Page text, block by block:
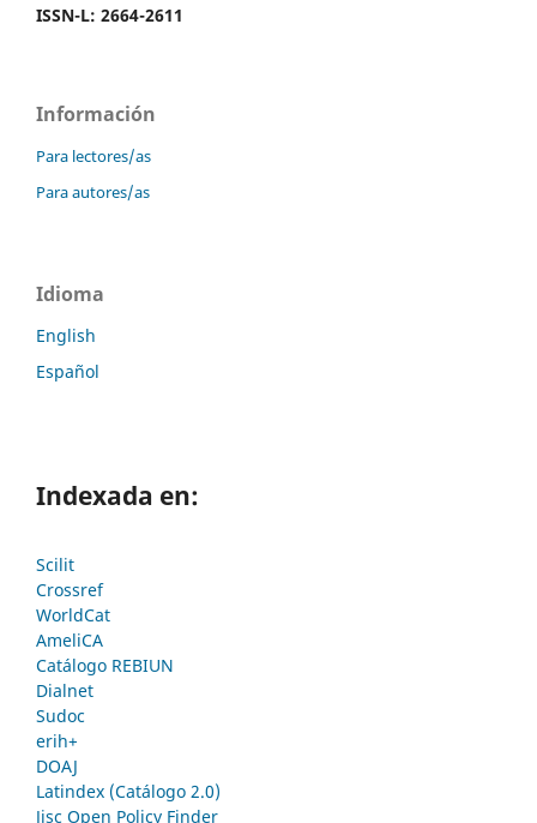
ISSN-L: 2664-2611
Información
Para lectores/as
Para autores/as
Idioma
English
Español
Indexada en:
Scilit
Crossref
WorldCat
AmeliCA
Catálogo REBIUN
Dialnet
Sudoc
erih+
DOAJ
Latindex (Catálogo 2.0)
Jisc Open Policy Finder